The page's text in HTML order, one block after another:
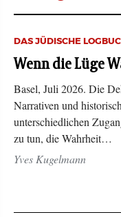
DAS JÜDISCHE
Wenn die Lüge
Basel, Juli 2026. Die
Narrativen und
unterschiedlichen
zu tun, die Wahrheit…
Yves Kugelmann